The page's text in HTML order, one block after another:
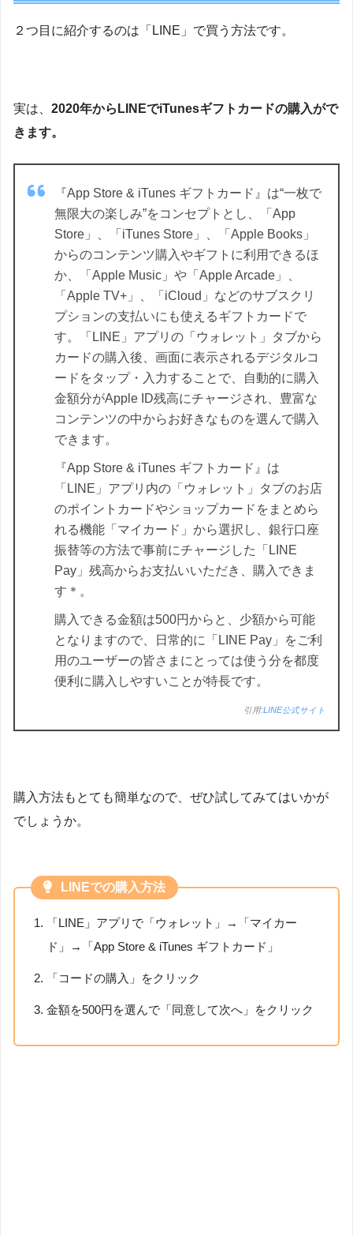
２つ目に紹介するのは「LINE」で買う方法です。
実は、 2020年からLINEでiTunesギフトカードの購入がで
きます。
『App Store & iTunes ギフトカード』は“一枚で
無限大の楽しみ”をコンセプトとし、「App
Store」、「iTunes Store」、「Apple Books」
からのコンテンツ購入やギフトに利用できるほ
か、「Apple Music」や「Apple Arcade」、
「Apple TV+」、「iCloud」などのサブスクリ
プションの支払いにも使えるギフトカードで
す。「LINE」アプリの「ウォレット」タブから
カードの購入後、画面に表示されるデジタルコ
ードをタップ・入力することで、自動的に購入
金額分がApple ID残高にチャージされ、豊富な
コンテンツの中からお好きなものを選んで購入
できます。
『App Store & iTunes ギフトカード』は
「LINE」アプリ内の「ウォレット」タブのお店
のポイントカードやショップカードをまとめら
れる機能「マイカード」から選択し、銀行口座
振替等の方法で事前にチャージした「LINE
Pay」残高からお支払いいただき、購入できま
す＊。
購入できる金額は500円からと、少額から可能
となりますので、日常的に「LINE Pay」をご利
用のユーザーの皆さまにとっては使う分を都度
便利に購入しやすいことが特長です。
引用:LINE公式サイト
購入方法もとても簡単なので、ぜひ試してみてはいかが
でしょうか。
LINEでの購入方法
「LINE」アプリで「ウォレット」→「マイカー
ド」→「App Store & iTunes ギフトカード」
「コードの購入」をクリック
金額を500円を選んで「同意して次へ」をクリック